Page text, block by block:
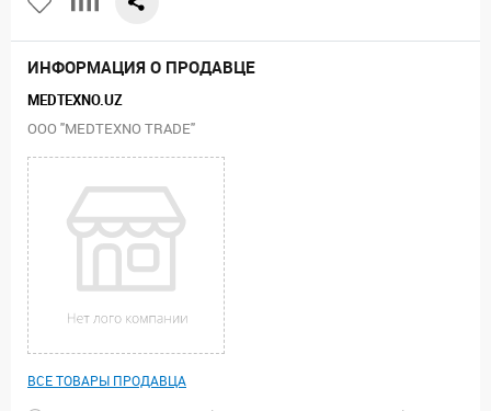
ИНФОРМАЦИЯ О ПРОДАВЦЕ
MEDTEXNO.UZ
ООО "MEDTEXNO TRADE"
ВСЕ ТОВАРЫ ПРОДАВЦА